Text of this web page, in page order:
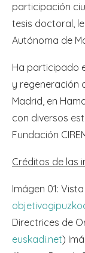
participación
tesis doctoral,
Autónoma de
Ha participado
y regeneración
Madrid, en
con diversos
Fundación
Créditos de las
Imágen 01:
Directrices de
euskadi.net)